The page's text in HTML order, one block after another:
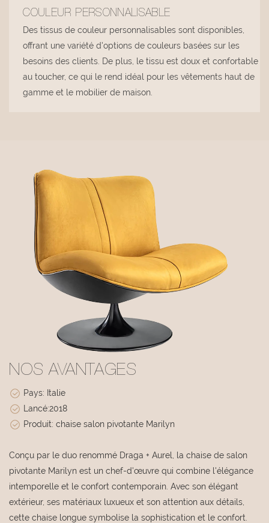
COULEUR PERSONNALISABLE
Des tissus de couleur personnalisables sont disponibles,
offrant une variété d'options de couleurs basées sur les
besoins des clients. De plus, le tissu est doux et confortable
au toucher, ce qui le rend idéal pour les vêtements haut de
gamme et le mobilier de maison.
NOS AVANTAGES
Pays: Italie
Lancé:2018
Produit: chaise salon pivotante Marilyn
Conçu par le duo renommé Draga + Aurel, la chaise de salon
pivotante Marilyn est un chef-d'œuvre qui combine l'élégance
intemporelle et le confort contemporain. Avec son élégant
extérieur, ses matériaux luxueux et son attention aux détails,
cette chaise longue symbolise la sophistication et le confort.